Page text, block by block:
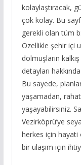
kolaylaştıracak,
çok kolay. Bu
gerekli olan tüm
Özellikle şehir içi
dolmuşların
detayları
Bu sayede,
yaşamadan,
yaşayabilirsiniz.
Vezirköprü’ye
herkes için hayati
bir ulaşım için